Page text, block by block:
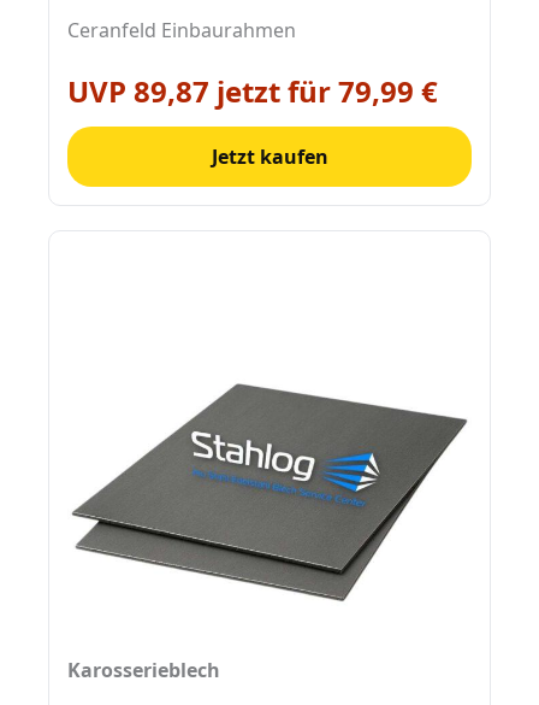
Ceranfeld Einbaurahmen
UVP 89,87 jetzt für 79,99 €
Jetzt kaufen
Karosserieblech